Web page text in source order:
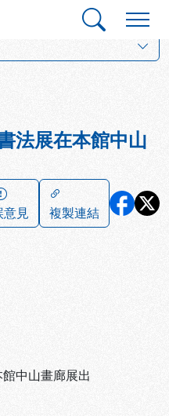
法展在本館中山
意見
複製連結
中山畫廊展出